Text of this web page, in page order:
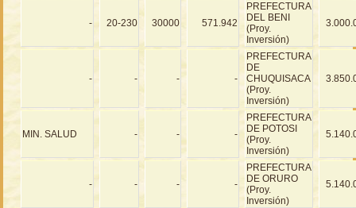
- 20-230 30000 571.942
PREFECTURA
DEL BENI
(Proy.
Inversión)
- - - -
PREFECTURA
DE
CHUQUISACA
(Proy.
Inversión)
MIN. SALUD - - -
PREFECTURA
DE POTOSI
(Proy.
Inversión)
- - - -
PREFECTURA
DE ORURO
(Proy.
Inversión)